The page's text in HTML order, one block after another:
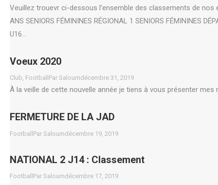
Veuillez trouevr ci-dessous l’ensemble des classements de nos
ANS SENIORS FÉMININES RÉGIONAL 1 SENIORS FÉMININES
U16…
Voeux 2020
Club, Football Par Saloumdécembre 31, 2019
À la veille de cette nouvelle année je tiens à vous présenter
FERMETURE DE LA JAD
FootballPar Saloumdécembre 19, 2019
NATIONAL 2 J14 : Classement
Football Par Saloumdécembre 17, 2019